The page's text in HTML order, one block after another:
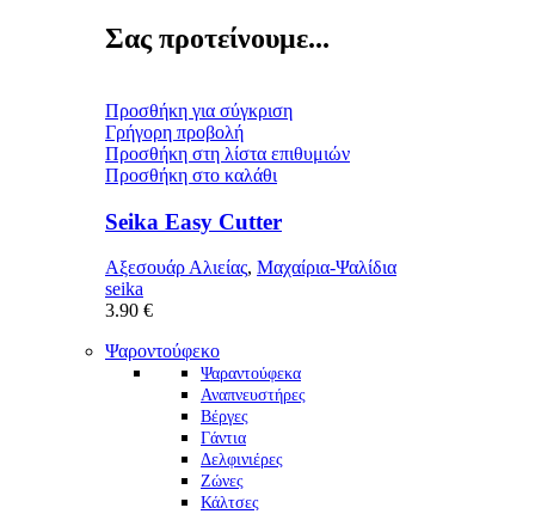
Σας προτείνουμε...
Προσθήκη για σύγκριση
Γρήγορη προβολή
Προσθήκη στη λίστα επιθυμιών
Προσθήκη στο καλάθι
Seika Easy Cutter
Αξεσουάρ Αλιείας, Μαχαίρια-Ψαλίδια
seika
3.90 €
Ψαροντούφεκο
Ψαραντούφεκα
Αναπνευστήρες
Βέργες
Γάντια
Δελφινιέρες
Ζώνες
Κάλτσες